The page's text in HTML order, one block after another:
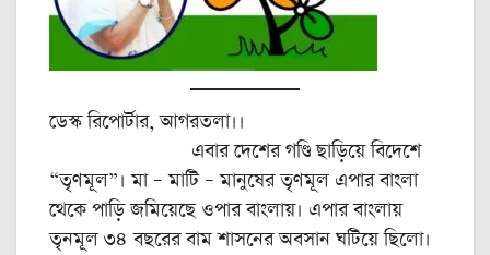
ডেস্ক রিপোর্টার, আগরতলা।।
এবার দেশের গণ্ডি ছাড়িয়ে বিদেশে
“তৃণমূল”। মা – মাটি – মানুষের তৃণমূল এপার বাংলা
থেকে পাড়ি জমিয়েছে ওপার বাংলায়। এপার বাংলায়
তৃনমূল ৩৪ বছরের বাম শাসনের অবসান ঘটিয়ে ছিলো।